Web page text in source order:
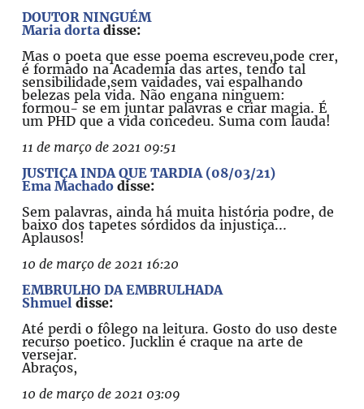
DOUTOR NINGUÉM
Maria dorta disse:
Mas o poeta que esse poema escreveu,pode crer,
é formado na Academia das artes, tendo tal
sensibilidade,sem vaidades, vai espalhando
belezas pela vida. Não engana ninguem:
formou- se em juntar palavras e criar magia. É
um PHD que a vida concedeu. Suma com lauda!
11 de março de 2021 09:51
JUSTIÇA INDA QUE TARDIA (08/03/21)
Ema Machado disse:
Sem palavras, ainda há muita história podre, de
baixo dos tapetes sórdidos da injustiça...
Aplausos!
10 de março de 2021 16:20
EMBRULHO DA EMBRULHADA
Shmuel disse:
Até perdi o fôlego na leitura. Gosto do uso deste
recurso poetico. Jucklin é craque na arte de
versejar.
Abraços,
10 de março de 2021 03:09